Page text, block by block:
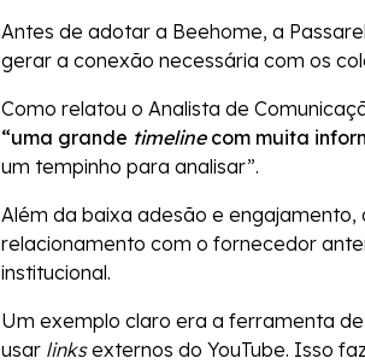
Antes de adotar a Beehome, a
gerar a conexão necessária com os
Como relatou o Analista de
“uma grande timelinecom muita
um tempinho para analisar”.
Além da baixa adesão e
relacionamento com o fornecedor
institucional.
Um exemplo claro era a ferramenta
usar linksexternos do YouTube. Isso